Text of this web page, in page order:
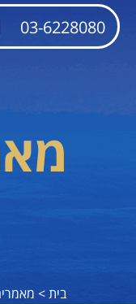
03-6228080
בית >